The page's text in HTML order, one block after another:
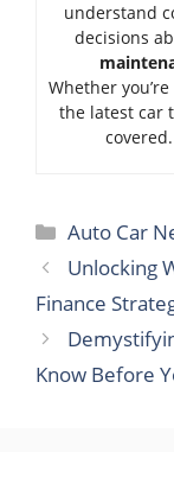
understand
decisions
Whether
the latest car
Categories
Auto Car
Unlocking
Finance
Know Before